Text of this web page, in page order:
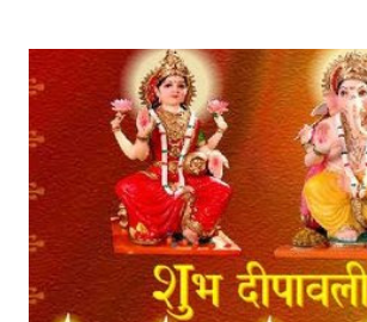
it speaks of so many hidden things
amazed while ending it up. Radha
the eternal lovers. Lord Krishna and
together since childhood. But in
separated (as in the traditional story)
Krishna has to go away leaving
fulfilling the task for which he has
brings tragedy to Radha and all the